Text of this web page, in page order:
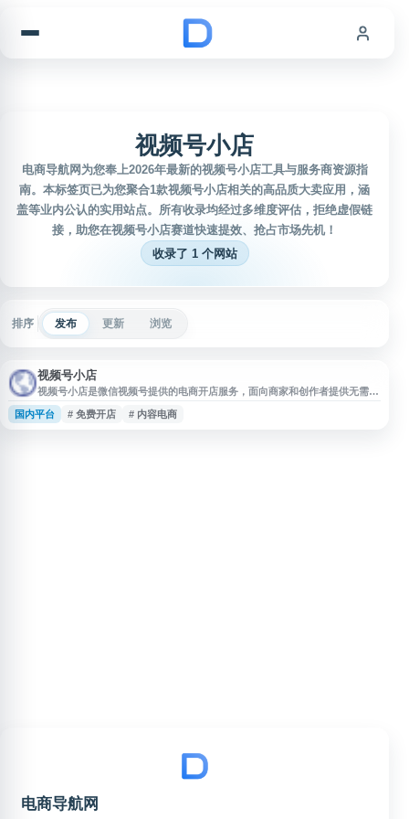
视频号小店
电商导航网为您奉上2026年最新的视频号小店工具与服务商资源指
南。本标签页已为您聚合1款视频号小店相关的高品质大卖应用，涵
盖等业内公认的实用站点。所有收录均经过多维度评估，拒绝虚假链
接，助您在视频号小店赛道快速提效、抢占市场先机！
收录了 1 个网站
排序 发布 更新 浏览
视频号小店
视频号小店是微信视频号提供的电商开店服务，面向商家和创作者提供无需开
发、免费开店的基础能力。用户可通过该平台在微信生态内搭建店铺，结合视
频号内容、直播等场景进行商品展示与交易，适合希望在微信渠道开展线上经
国内平台 # 免费开店 # 内容电商
电商导航网